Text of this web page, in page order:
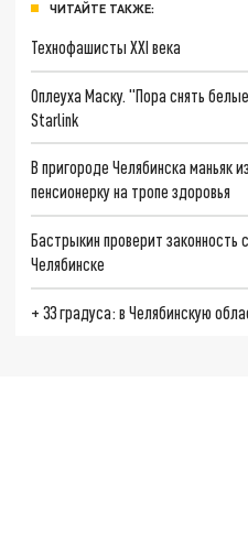
ЧИТАЙТЕ ТАКЖЕ:
Технофашисты XXI века
Оплеуха Маску. "Пора снять
Starlink
В пригороде Челябинска маньяк
пенсионерку на тропе здоровья
Бастрыкин проверит законность
Челябинске
+ 33 градуса: в Челябинскую